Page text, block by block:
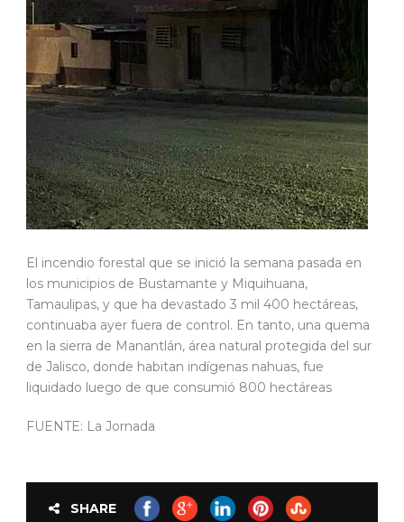
El incendio forestal que se inició la semana pasada en
los municipios de Bustamante y Miquihuana,
Tamaulipas, y que ha devastado 3 mil 400 hectáreas,
continuaba ayer fuera de control. En tanto, una quema
en la sierra de Manantlán, área natural protegida del sur
de Jalisco, donde habitan indígenas nahuas, fue
liquidado luego de que consumió 800 hectáreas
FUENTE: La Jornada
SHARE